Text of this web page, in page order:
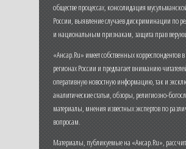
обществе процессах, консолидация
России, выявление случаев дискриминации по
и национальным признакам, защита прав
«Ансар.Ru» имеет собственных корреспондентов
регионах России и предлагает вниманию
оперативную новостную информацию, так и
аналитические статьи, обзоры, религиозно-
материалы, мнения известных экспертов по
вопросам.
Материалы, публикуемые на «Ансар.Ru»,